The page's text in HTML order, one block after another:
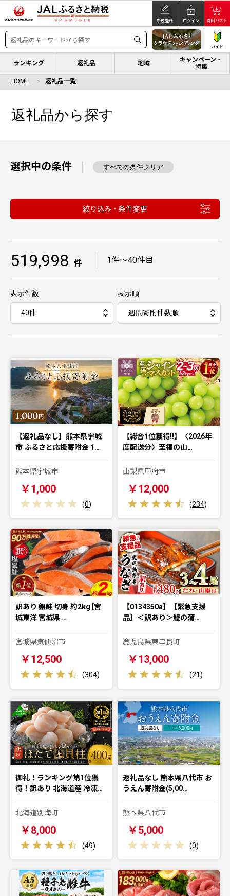
新規登録 ログイン 寄附リスト
ガイド
ランキング 返礼品 地域
キャンペーン・
特集
HOME 返礼品一覧
返礼品から探す
選択中の条件 すべての条件クリア
絞り込み・条件変更
519,998 件 1件〜40件目
表示件数 表示順
【返礼品なし】熊本県宇城
市 ふるさと応援寄附金 1…
熊本県宇城市
￥1,000
(0)
【総合1位獲得!!】〈2026年
度配送分〉至福の山…
山梨県甲府市
￥12,000
(234)
訳あり 銀鮭 切身 約2kg [宮
城東洋 宮城県 …
宮城県気仙沼市
￥12,500
(304)
【0134350a】【緊急支援
品】＜訳あり＞鰻の蒲…
鹿児島県東串良町
￥13,000
(21)
御礼！ランキング第1位獲
得！訳あり 北海道産 冷凍…
北海道別海町
￥8,000
(49)
返礼品なし 熊本県八代市 お
うえん寄附金(5,00…
熊本県八代市
￥5,000
(0)